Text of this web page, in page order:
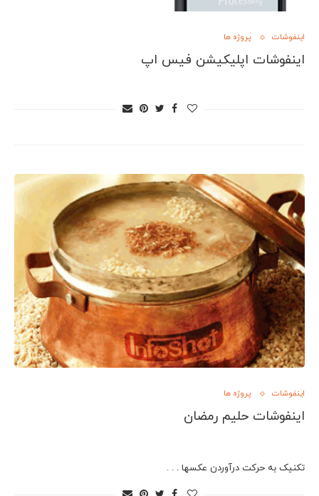
اینفوشات پروژه ها
اینفوشات اپلیکیشن فیس اپ
اینفوشات پروژه ها
اینفوشات حلیم رمضان
تکنیک به حرکت درآوردن عکسها . . .